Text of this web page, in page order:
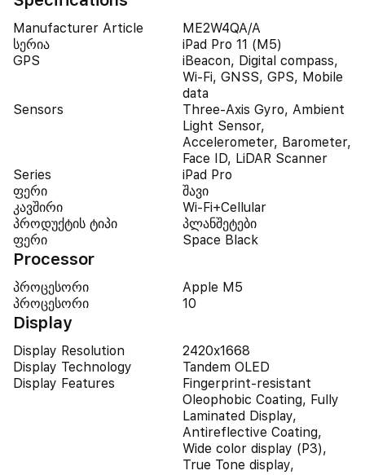
Manufacturer Article
ME2W4QA/A
სერია
iPad Pro 11 (M5)
GPS
iBeacon, Digital compass,
Wi-Fi, GNSS, GPS, Mobile
data
Sensors
Three-Axis Gyro, Ambient
Light Sensor,
Accelerometer, Barometer,
Face ID, LiDAR Scanner
Series
iPad Pro
ფერი
შავი
კავშირი
Wi-Fi+Cellular
პროდუქტის ტიპი
პლანშეტები
ფერი
Space Black
Processor
პროცესორი
Apple M5
პროცესორი
10
Display
Display Resolution
2420x1668
Display Technology
Tandem OLED
Display Features
Fingerprint-resistant
Oleophobic Coating, Fully
Laminated Display,
Antireflective Coating,
Wide color display (P3),
True Tone display,